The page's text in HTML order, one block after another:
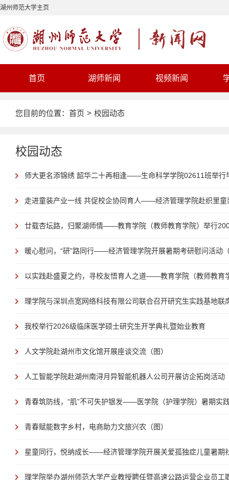
湖州师范大学主页
首页 湖师新闻 视频新闻
您目前的位置： 首页 > 校园动态
校园动态
师大更名添锦绣 韶华二十再相逢——生命科学学院02611班举行
走进童装产业一线 共促校企协同育人——经济管理学院赴织里童
廿载杏坛路，归聚湖师情——教育学院（教师教育学院）举行
暖心慰问，“研”路同行——经济管理学院开展暑期考研慰问活动
以实践赴盛夏之约，寻校友悟育人之道——教育学院（教师教育
理学院与深圳点宽网络科技有限公司联合召开研究生实践基地联
我校举行2026级临床医学硕士研究生开学典礼暨始业教育
人文学院赴湖州市文化馆开展座谈交流（图）
人工智能学院赴湖州南浔月异智能机器人公司开展访企拓岗活动
青春筑防线，“肌”不可失护银发——医学院（护理学院）暑期实
青春赋能数字乡村，电商助力文旅兴农（图）
星童同行，悦纳成长——经济管理学院开展关爱孤独症儿童暑期
理学院举办湖州师范大学产业教授聘任暨高速公路运营企业员工